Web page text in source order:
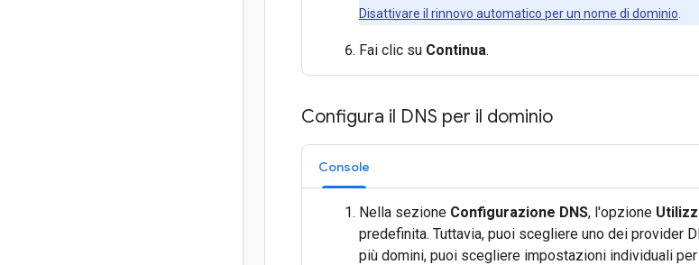
Disattivare il rinnovo automatico per un nome di dominio
Fai clic su Continua.
Configura il DNS per il dominio
Console
Nella sezione Configurazione DNS, l'opzione
predefinita. Tuttavia, puoi scegliere uno dei provider
più domini, puoi scegliere impostazioni individuali